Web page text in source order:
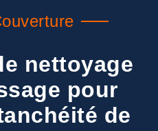
nettoyage
pour
de